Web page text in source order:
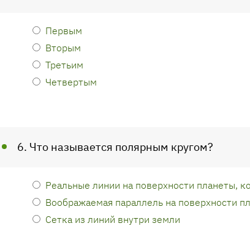
Первым
Вторым
Третьим
Четвертым
6. Что называется полярным кругом?
Реальные линии на поверхности планеты,
Воображаемая параллель на поверхности
Сетка из линий внутри земли